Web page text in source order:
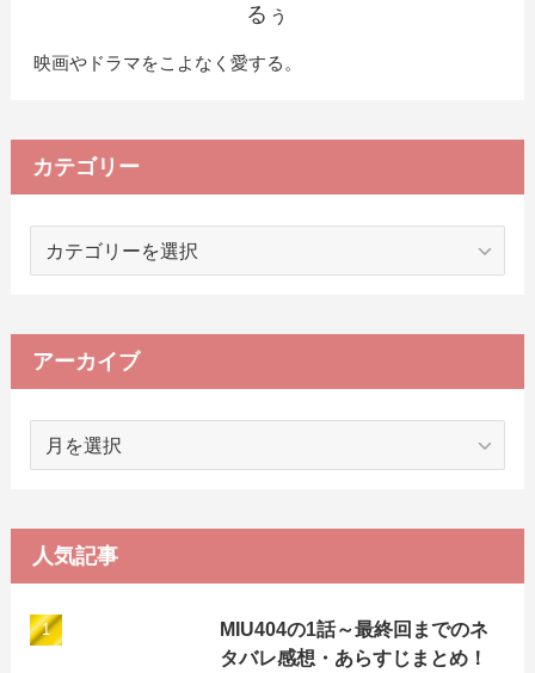
るぅ
映画やドラマをこよなく愛する。
カテゴリー
ー
アーカイブ
ブ
人気記事
MIU404の1話～最終回までのネ
タバレ感想・あらすじまとめ！